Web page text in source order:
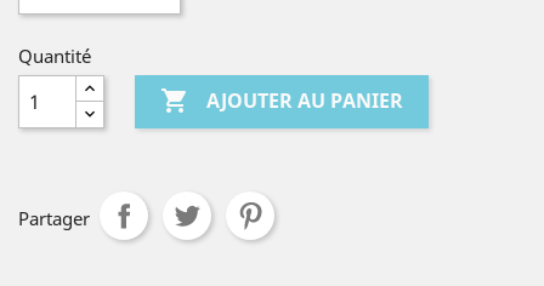
Quantité
 AJOUTER AU PANIER
Partager